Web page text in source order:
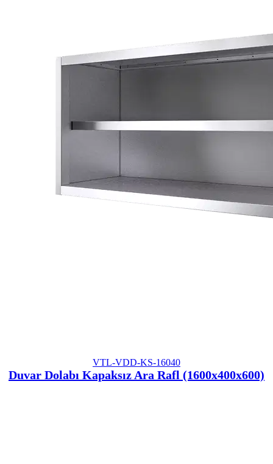
VTL-VDD-KS-16040
Duvar Dolabı Kapaksız Ara Rafl (1600x400x600)